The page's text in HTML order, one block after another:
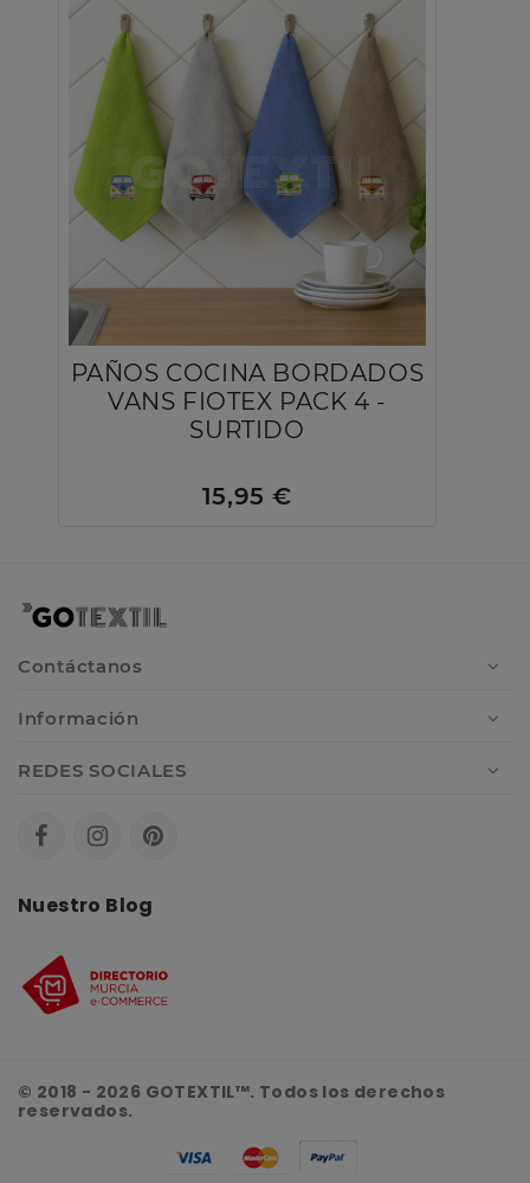
PAÑOS COCINA BORDADOS
VANS FIOTEX PACK 4 -
SURTIDO
15,95 €
Contáctanos
Información
REDES SOCIALES
Nuestro Blog
© 2018 - 2026 GOTEXTIL™. Todos los derechos
reservados.